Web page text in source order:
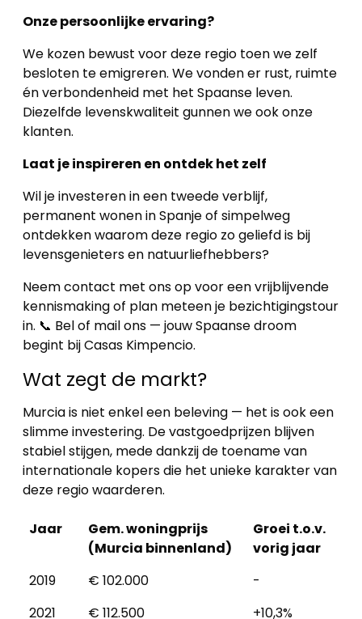
Onze persoonlijke ervaring?
We kozen bewust voor deze regio toen we zelf
besloten te emigreren. We vonden er rust, ruimte
én verbondenheid met het Spaanse leven.
Diezelfde levenskwaliteit gunnen we ook onze
klanten.
Laat je inspireren en ontdek het zelf
Wil je investeren in een tweede verblijf,
permanent wonen in Spanje of simpelweg
ontdekken waarom deze regio zo geliefd is bij
levensgenieters en natuurliefhebbers?
Neem contact met ons op voor een vrijblijvende
kennismaking of plan meteen je bezichtigingstour
in. 📞 Bel of mail ons — jouw Spaanse droom
begint bij Casas Kimpencio.
Wat zegt de markt?
Murcia is niet enkel een beleving — het is ook een
slimme investering. De vastgoedprijzen blijven
stabiel stijgen, mede dankzij de toename van
internationale kopers die het unieke karakter van
deze regio waarderen.
Jaar
Gem. woningprijs
(Murcia binnenland)
Groei t.o.v.
vorig jaar
2019
€ 102.000
-
2021
€ 112.500
+10,3%